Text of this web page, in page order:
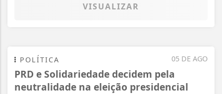
VISUALIZAR
05 DE AGO
POLÍTICA
PRD e Solidariedade decidem pela
neutralidade na eleição presidencial